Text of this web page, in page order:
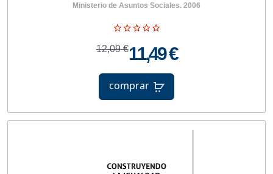
Ministerio de Asuntos Sociales. 2006
12,09 €11,49 €
comprar